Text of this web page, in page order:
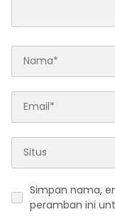
Simpan nama,
peramban ini